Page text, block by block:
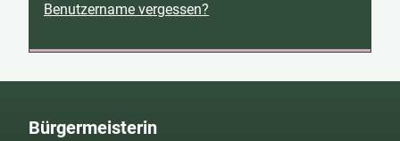
Benutzername vergessen?
Bürgermeisterin